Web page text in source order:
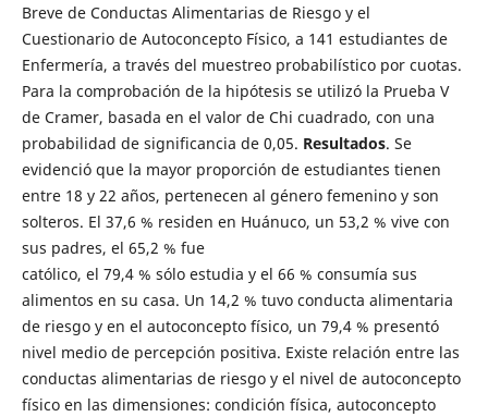
Breve de Conductas Alimentarias de Riesgo y el
Cuestionario de Autoconcepto Físico, a 141 estudiantes de
Enfermería, a través del muestreo probabilístico por cuotas.
Para la comprobación de la hipótesis se utilizó la Prueba V
de Cramer, basada en el valor de Chi cuadrado, con una
probabilidad de significancia de 0,05. Resultados. Se
evidenció que la mayor proporción de estudiantes tienen
entre 18 y 22 años, pertenecen al género femenino y son
solteros. El 37,6 % residen en Huánuco, un 53,2 % vive con
sus padres, el 65,2 % fue
católico, el 79,4 % sólo estudia y el 66 % consumía sus
alimentos en su casa. Un 14,2 % tuvo conducta alimentaria
de riesgo y en el autoconcepto físico, un 79,4 % presentó
nivel medio de percepción positiva. Existe relación entre las
conductas alimentarias de riesgo y el nivel de autoconcepto
físico en las dimensiones: condición física, autoconcepto